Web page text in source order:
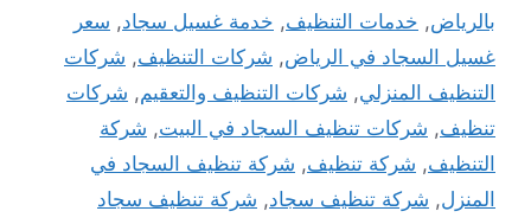
بالرياض, خدمات التنظيف, خدمة غسيل سجاد, سعر
غسيل السجاد في الرياض, شركات التنظيف, شركات
التنظيف المنزلي, شركات التنظيف والتعقيم, شركات
تنظيف, شركات تنظيف السجاد في البيت, شركة
التنظيف, شركة تنظيف, شركة تنظيف السجاد في
المنزل, شركة تنظيف سجاد, شركة تنظيف سجاد